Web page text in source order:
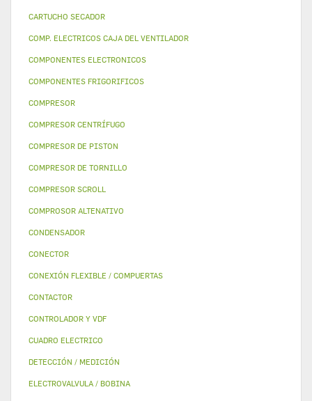
CARTUCHO SECADOR
COMP. ELECTRICOS CAJA DEL VENTILADOR
COMPONENTES ELECTRONICOS
COMPONENTES FRIGORIFICOS
COMPRESOR
COMPRESOR CENTRÍFUGO
COMPRESOR DE PISTON
COMPRESOR DE TORNILLO
COMPRESOR SCROLL
COMPROSOR ALTENATIVO
CONDENSADOR
CONECTOR
CONEXIÓN FLEXIBLE / COMPUERTAS
CONTACTOR
CONTROLADOR Y VDF
CUADRO ELECTRICO
DETECCIÓN / MEDICIÓN
ELECTROVALVULA / BOBINA